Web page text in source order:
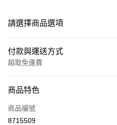
請選擇商品選項
付款與運送方式
超取免運費
信用卡一次付款
LINE Pay
商品特色
商品編號
8715509